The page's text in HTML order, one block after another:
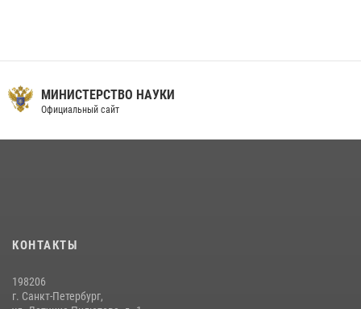
МИНИСТЕРСТВО НАУКИ
Официальный сайт
КОНТАКТЫ
198206
г. Санкт-Петербург,